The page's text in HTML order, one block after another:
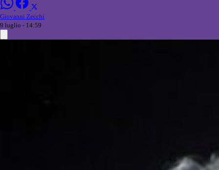
Giovanni Zecchi
9 luglio - 14:59